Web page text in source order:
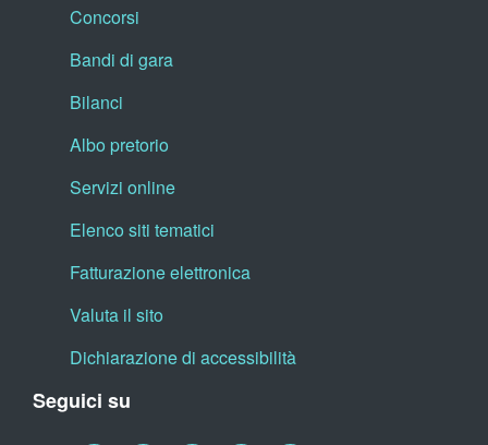
Concorsi
Bandi di gara
Bilanci
Albo pretorio
Servizi online
Elenco siti tematici
Fatturazione elettronica
Valuta il sito
Dichiarazione di accessibilità
Seguici su